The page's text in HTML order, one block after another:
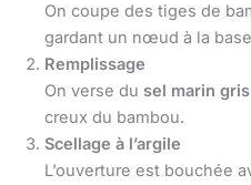
On coupe des tiges de
gardant un nœud à la
Remplissage
On verse du sel marin
creux du bambou.
Scellage à l’argile
L’ouverture est bouchée